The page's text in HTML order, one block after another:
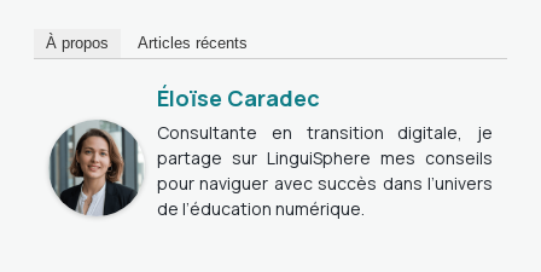
À propos Articles récents
Éloïse Caradec
Consultante en transition digitale, je
partage sur LinguiSphere mes conseils
pour naviguer avec succès dans l’univers
de l’éducation numérique.